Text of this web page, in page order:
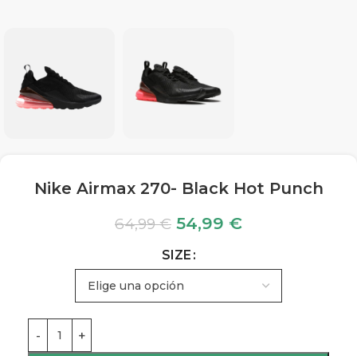
Nike Airmax 270- Black Hot Punch
64,99€ 54,99 €
SIZE